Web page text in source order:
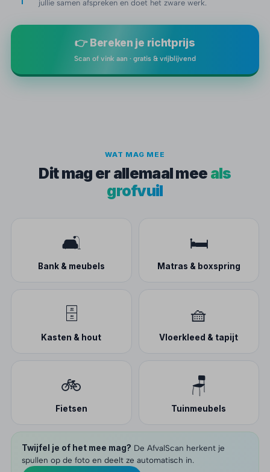
jullie samen afspreken en doet het zware werk.
👉 Bereken je richtprijs
Scan of vink aan · gratis & vrijblijvend
WAT MAG MEE
Dit mag er allemaal mee als
grofvuil
🛋️
Bank & meubels
🛏️
Matras & boxspring
🗄️
Kasten & hout
🧺
Vloerkleed & tapijt
🚲
Fietsen
🪑
Tuinmeubels
Twijfel je of het mee mag? De AfvalScan herkent je
spullen op de foto en deelt ze automatisch in.